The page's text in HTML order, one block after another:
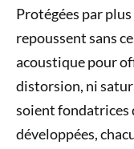
Protégées par plus
repoussent sans
acoustique pour
distorsion, ni
soient fondatrices
développées,